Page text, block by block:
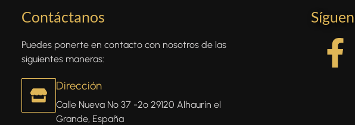
Contáctanos
Puedes ponerte en contacto con nosotros de las
siguientes maneras:
Dirección
Calle Nueva Nº 37 -2º 29120 Alhaurín el
Grande, España